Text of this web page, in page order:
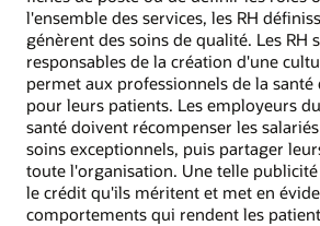
l'ensemble des services, les RH
génèrent des soins de qualité. Les RH
responsables de la création d'une
permet aux professionnels de la santé
pour leurs patients. Les employeurs
santé doivent récompenser les
soins exceptionnels, puis partager
toute l'organisation. Une telle
le crédit qu'ils méritent et met en
comportements qui rendent les